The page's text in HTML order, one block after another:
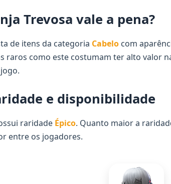
Trevosa vale a pena?
de itens da categoria Cabelo com
raros como este costumam ter alto valor
e disponibilidade
raridade Épico. Quanto maior a
entre os jogadores.